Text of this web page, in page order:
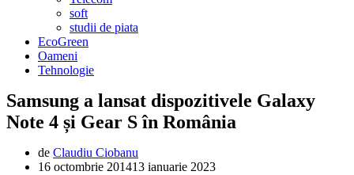
soft
studii de piata
EcoGreen
Oameni
Tehnologie
Samsung a lansat dispozitivele Galaxy
Note 4 și Gear S în România
de Claudiu Ciobanu
16 octombrie 201413 ianuarie 2023